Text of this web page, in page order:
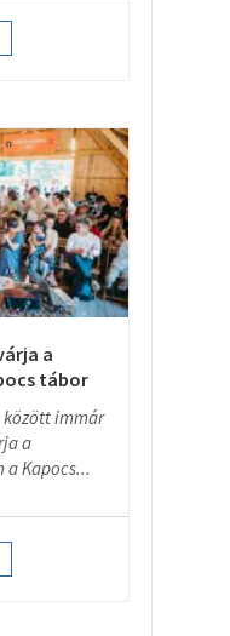
a
tábor
között immár
a
Kapocs...